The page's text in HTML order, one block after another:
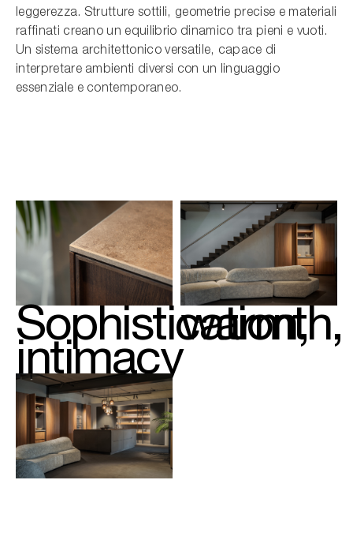
leggerezza. Strutture sottili, geometrie precise e materiali
raffinati creano un equilibrio dinamico tra pieni e vuoti.
Un sistema architettonico versatile, capace di
interpretare ambienti diversi con un linguaggio
essenziale e contemporaneo.
Sophistication,
warmth,
intimacy